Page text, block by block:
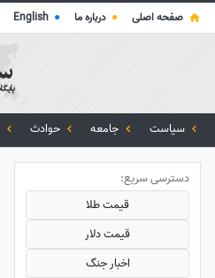
صفحه اصلی ● درباره ما ●
English
سیاست جامعه حوادث
دسترسی سریع:
قیمت طلا
قیمت دلار
اخبار جنگ